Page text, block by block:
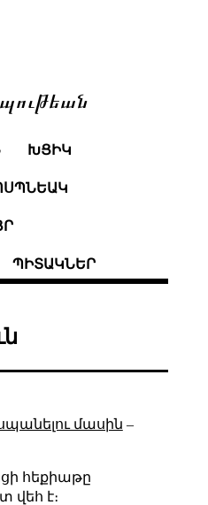
ԽՑԻԿ
ՊԻՏԱԿՆԵՐ
մասին –
հեքիաթը
վեհ է։